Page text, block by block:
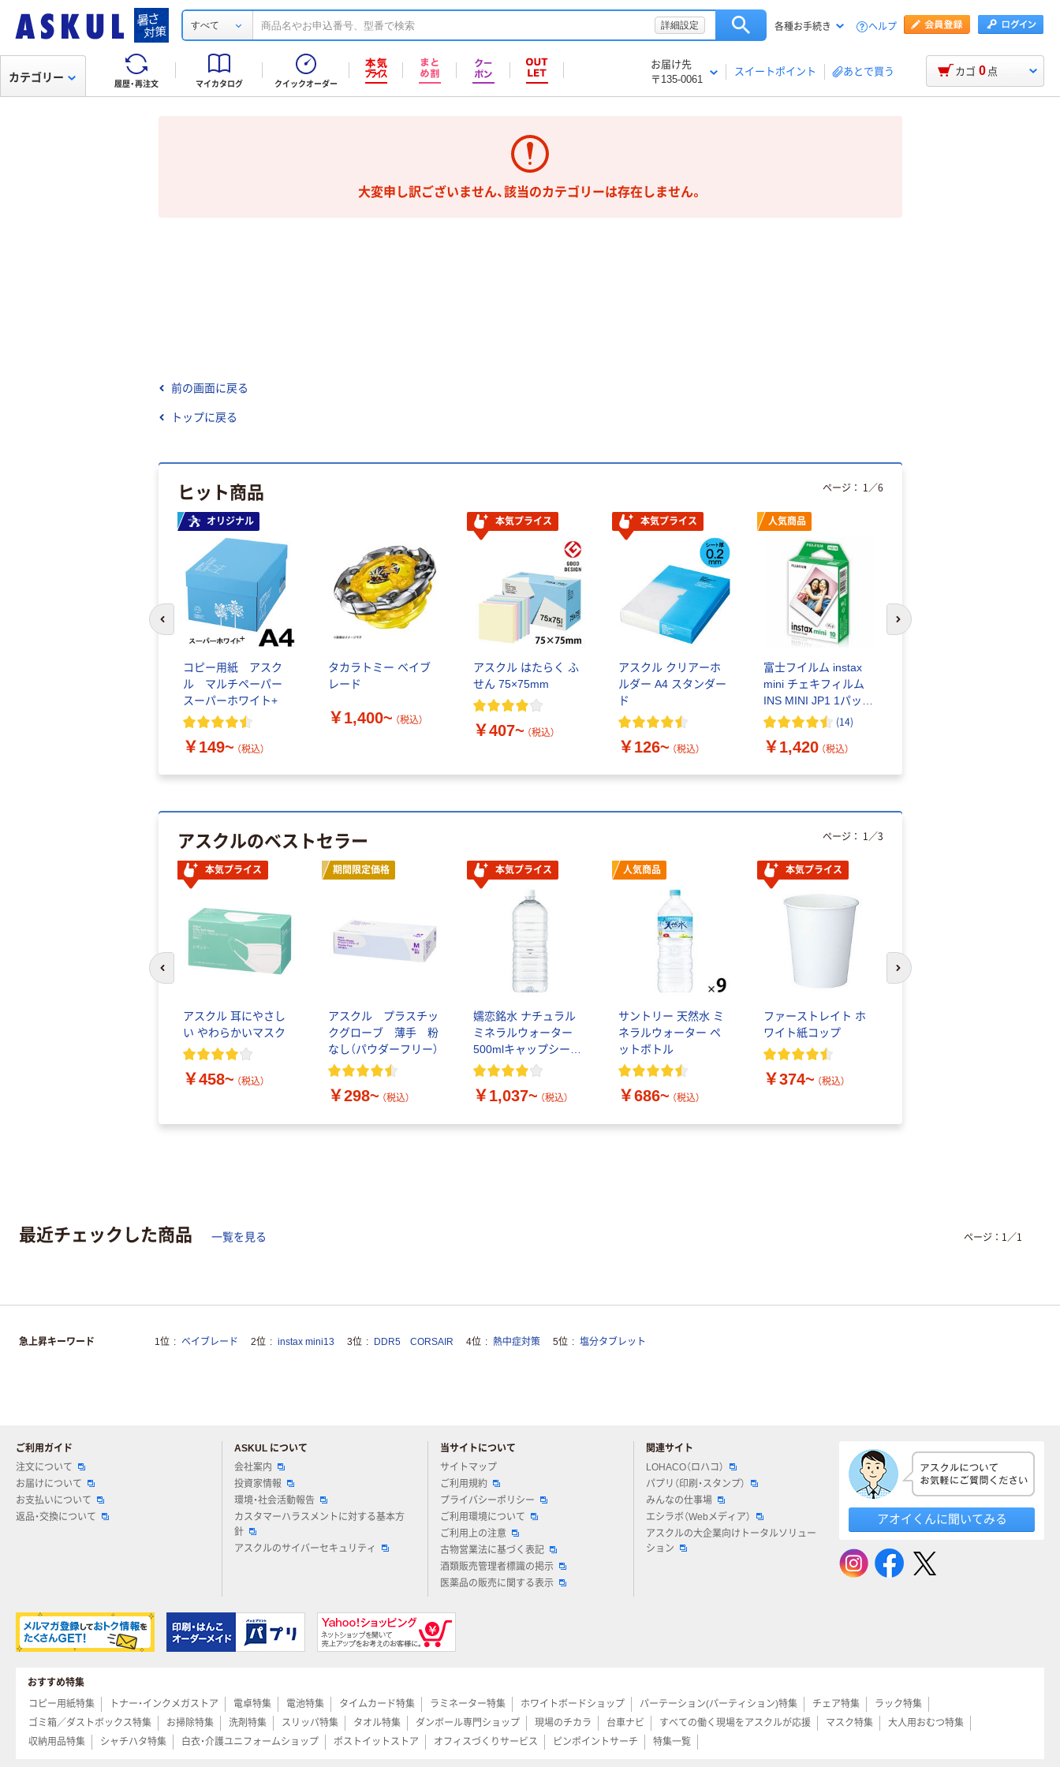
すべて 詳細設定 各種お手続き ヘルプ
履歴・再注文 マイカタログ クイックオーダー
お届け先
〒135-0061
スイートポイント あとで買う
カテゴリー カゴ 0 点
大変申し訳ございません、該当のカテゴリーは存在しません。
前の画面に戻る
トップに戻る
ヒット商品
オリジナル
コピー用紙 アスク
ル マルチペーパー
スーパーホワイト+
￥149~ （税込）
タカラトミー ベイブ
レード
￥1,400~ （税込）
本気プライス
アスクル はたらく ふ
せん 75×75mm
￥407~ （税込）
本気プライス
アスクル クリアーホ
ルダー A4 スタンダー
ド
￥126~ （税込）
人気商品
富士フイルム instax
mini チェキフィルム
INS MINI JP1 1パック
（10枚入り）
(14)
￥1,420 （税込）
ページ： 1 ／6
前のスライドへ 次のスライドへ
アスクルのベストセラー
本気プライス
アスクル 耳にやさし
い やわらかいマスク
￥458~ （税込）
期間限定価格
アスクル プラスチッ
クグローブ 薄手 粉
なし（パウダーフリー）
￥298~ （税込）
本気プライス
嬬恋銘水 ナチュラル
ミネラルウォーター
500mlキャップシール
付き／2Lラベルレス
￥1,037~ （税込）
人気商品
サントリー 天然水 ミ
ネラルウォーター ペ
ットボトル
￥686~ （税込）
本気プライス
ファーストレイト ホ
ワイト紙コップ
￥374~ （税込）
ページ： 1 ／3
次のスライドへ
最近チェックした商品 一覧を見る ページ： 1 ／1
急上昇キーワード 1位 ベイブレード 2位 instax mini13 3位 DDR5 CORSAIR 4位 熱中症対策 5位 塩分タブレット
ご利用ガイド
注文について
お届けについて
お支払いについて
返品・交換について
ASKUL について
会社案内
投資家情報
環境・社会活動報告
カスタマーハラスメントに対する基本方
針
アスクルのサイバーセキュリティ
当サイトについて
サイトマップ
ご利用規約
プライバシーポリシー
ご利用環境について
ご利用上の注意
古物営業法に基づく表記
酒類販売管理者標識の掲示
医薬品の販売に関する表示
関連サイト
LOHACO（ロハコ）
パプリ（印刷・スタンプ）
みんなの仕事場
エシラボ（Webメディア）
アスクルの大企業向けトータルソリュー
ション
アオイくんに聞いてみる
おすすめ特集
コピー用紙特集
トナー・インクメガストア 電卓特集 電池特集 タイムカード特集 ラミネーター特集 ホワイトボードショップ パーテーション(パーティション)特集 チェア特集
ラック特集
ゴミ箱／ダストボックス特集
お掃除特集 洗剤特集 スリッパ特集 タオル特集 ダンボール専門ショップ 現場のチカラ 台車ナビ すべての働く現場をアスクルが応援 マスク特集
大人用おむつ特集
収納用品特集
シャチハタ特集 白衣・介護ユニフォームショップ ポストイットストア オフィスづくりサービス ピンポイントサーチ 特集一覧